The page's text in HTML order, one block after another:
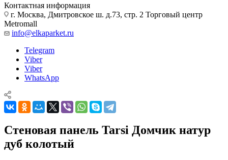
Контактная информация
г. Москва, Дмитровское ш. д.73, стр. 2 Торговый центр
Metromall
info@elkaparket.ru
Telegram
Viber
Viber
WhatsApp
Стеновая панель Tarsi Домчик натур
дуб колотый